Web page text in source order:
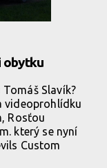
obytku
Slavík?
videoprohlídku
Rosťou
který se nyní
Custom